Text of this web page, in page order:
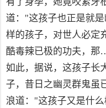
道："这孩子也正是就
样的孩子，对世人必定
酷毒辣已极的功夫，
如此，据说，这孩子长
子，昔日之幽灵群鬼虽
浪道："这孩子又是什